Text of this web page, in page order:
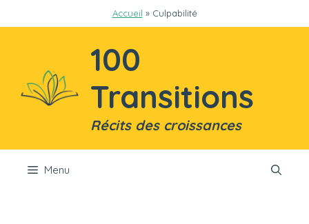
au
Accueil » Culpabilité
100
Transitions
Récits des croissances
Menu